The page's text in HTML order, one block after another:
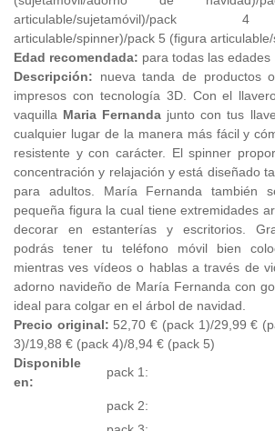
articulable/sujetamóvil)/pack
articulable/spinner)/pack 5 (figura
Edad recomendada: para todas las edades
Descripción: nueva tanda de productos
impresos con tecnología 3D. Con el
vaquilla Maria Fernanda junto con tus
cualquier lugar de la manera más fácil y
resistente y con carácter. El spinner
concentración y relajación y está diseñado
para adultos. María Fernanda también
pequeña figura la cual tiene extremidades
decorar en estanterías y escritorios.
podrás tener tu teléfono móvil bien
mientras ves vídeos o hablas a través de
adorno navideño de María Fernanda con
ideal para colgar en el árbol de navidad.
Precio original: 52,70 € (pack 1)/29,99 €
3)/19,88 € (pack 4)/8,94 € (pack 5)
Disponible
en:
pack 1:
pack 2: